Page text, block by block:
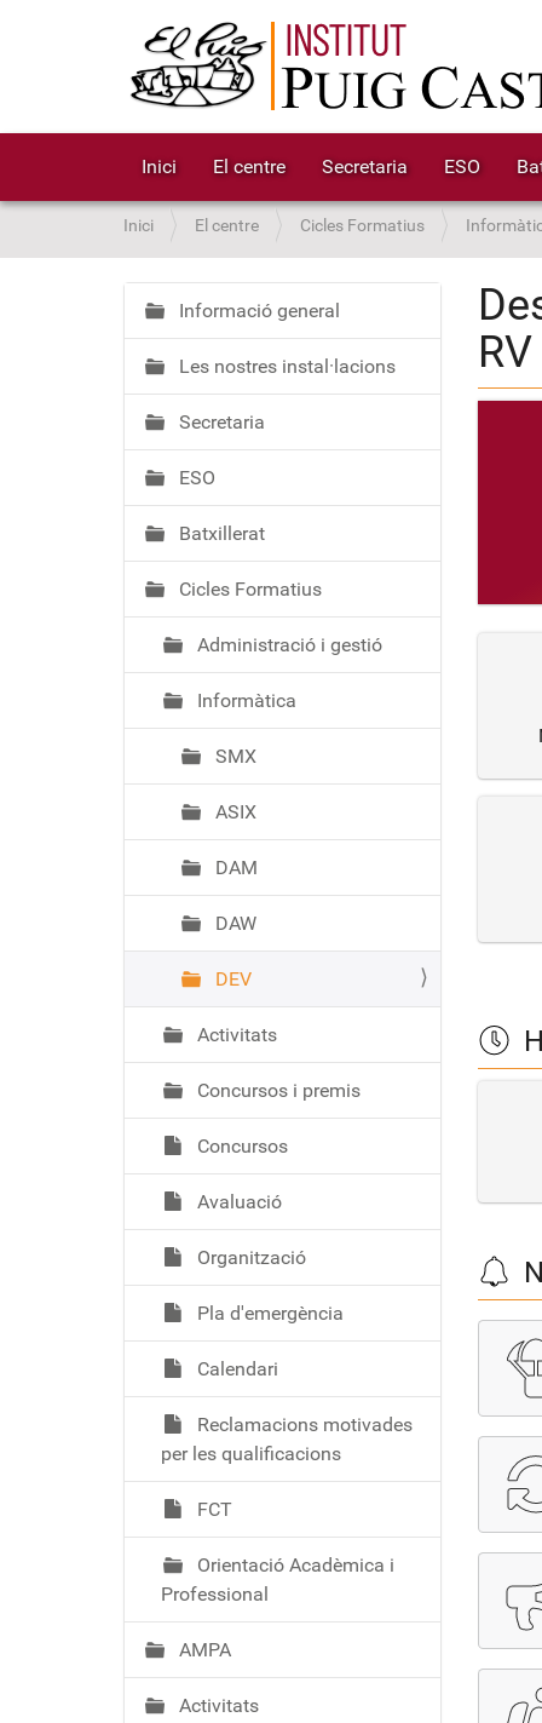
Inici El centre Secretaria ESO
S
o
u
:
Inici El centre Cicles Formatius
RV
N
a
v
e
g
a
c
ó
Informació general
Les nostres instal·lacions
Secretaria
ESO
Batxillerat
Cicles Formatius
Administració i gestió
Informàtica
SMX
ASIX
DAM
DAW
DEV
Activitats
Concursos i premis
Concursos
Avaluació
Organització
Pla d'emergència
Calendari
Reclamacions motivades
per les qualificacions
FCT
Orientació Acadèmica i
Professional
AMPA
Activitats